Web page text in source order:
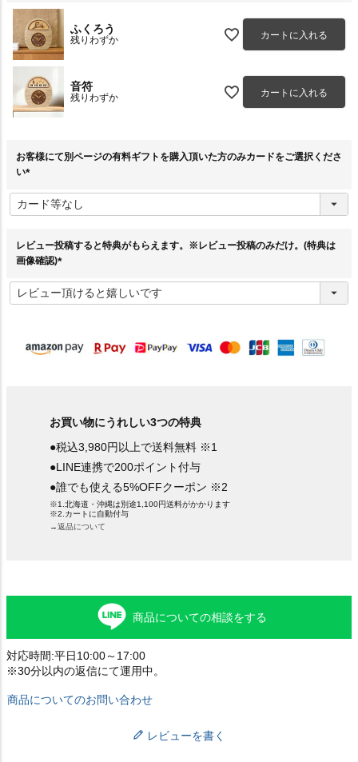
ふくろう
残りわずか カートに入れる
音符
残りわずか カートに入れる
お客様にて別ページの有料ギフトを購入頂いた方のみカードをご選択くださ
い
必
須
レビュー投稿すると特典がもらえます。※レビュー投稿のみだけ。(特典は
画像確認)
必
須
お買い物にうれしい3つの特典
●税込3,980円以上で送料無料 ※1
●LINE連携で200ポイント付与
●誰でも使える5%OFFクーポン ※2
※1.北海道・沖縄は別途1,100円送料がかかります
※2.カートに自動付与
→返品について
商品についての相談をする
対応時間:平日10:00～17:00
※30分以内の返信にて運用中。
商品についてのお問い合わせ
レビューを書く